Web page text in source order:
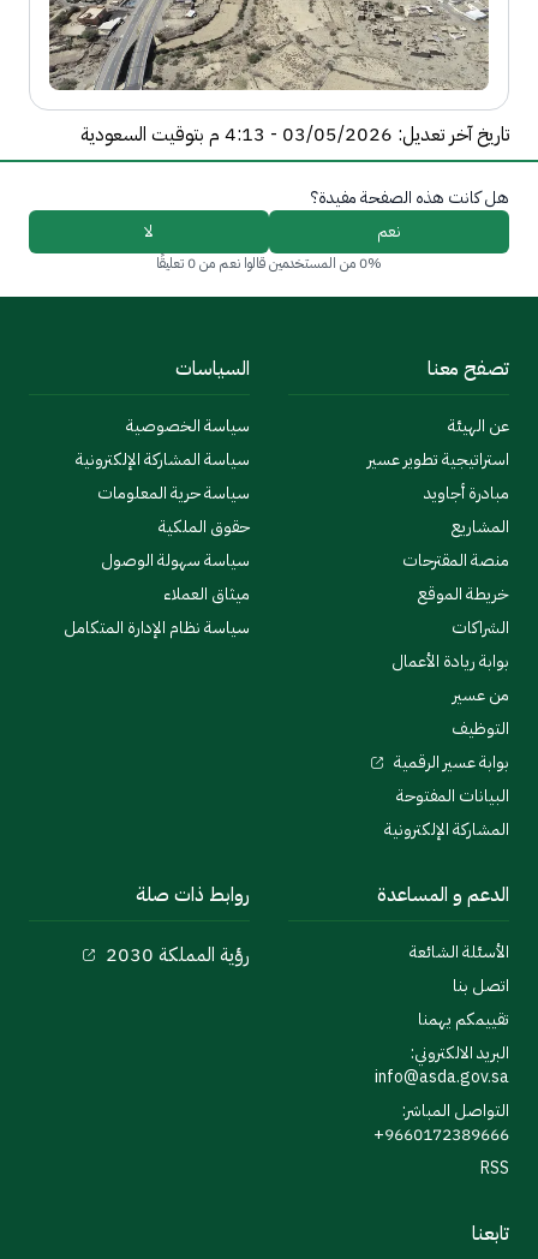
تاريخ آخر تعديل: 03/05/2026 - 4:13 م بتوقيت السعودية
هل كانت هذه الصفحة مفيدة؟
نعم
لا
0% من المستخدمين قالوا نعم من 0 تعليقًا
تصفح معنا
عن الهيئة
استراتيجية تطوير عسير
مبادرة أجاويد
المشاريع
منصة المقترحات
خريطة الموقع
الشراكات
بوابة ريادة الأعمال
من عسير
التوظيف
بوابة عسير الرقمية
البيانات المفتوحة
المشاركة الإلكترونية
السياسات
سياسة الخصوصية
سياسة المشاركة الإلكترونية
سياسة حرية المعلومات
حقوق الملكية
سياسة سهولة الوصول
ميثاق العملاء
سياسة نظام الإدارة المتكامل
الدعم و المساعدة
الأسئلة الشائعة
اتصل بنا
تقييمكم يهمنا
البريد الالكتروني:
info@asda.gov.sa
التواصل المباشر:
9660172389666+
RSS
روابط ذات صلة
رؤية المملكة 2030
تابعنا